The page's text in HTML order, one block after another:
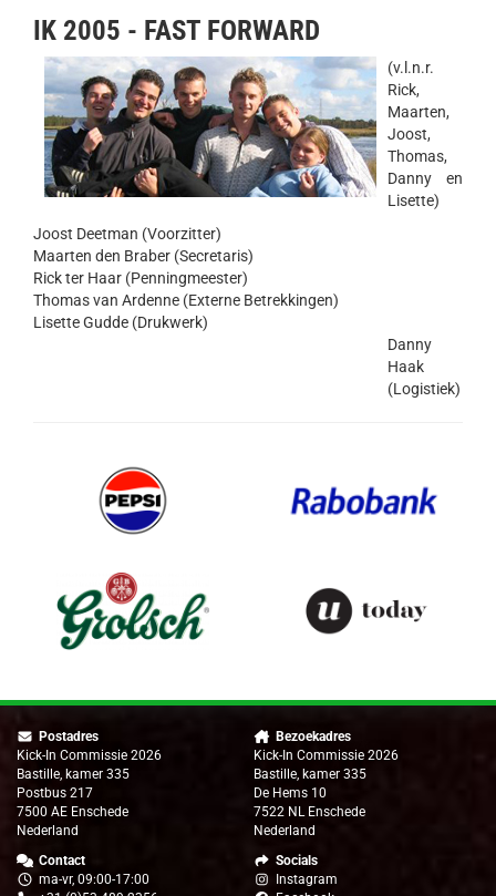
IK 2005 - FAST FORWARD
(v.l.n.r.
Rick,
Maarten,
Joost,
Thomas,
Danny en
Lisette)
Joost Deetman (Voorzitter)
Maarten den Braber (Secretaris)
Rick ter Haar (Penningmeester)
Thomas van Ardenne (Externe Betrekkingen)
Lisette Gudde (Drukwerk)
Danny
Haak
(Logistiek)
Postadres
Kick-In Commissie 2026
Bastille, kamer 335
Postbus 217
7500 AE Enschede
Nederland
Bezoekadres
Kick-In Commissie 2026
Bastille, kamer 335
De Hems 10
7522 NL Enschede
Nederland
Contact
ma-vr, 09:00-17:00
Socials
Instagram